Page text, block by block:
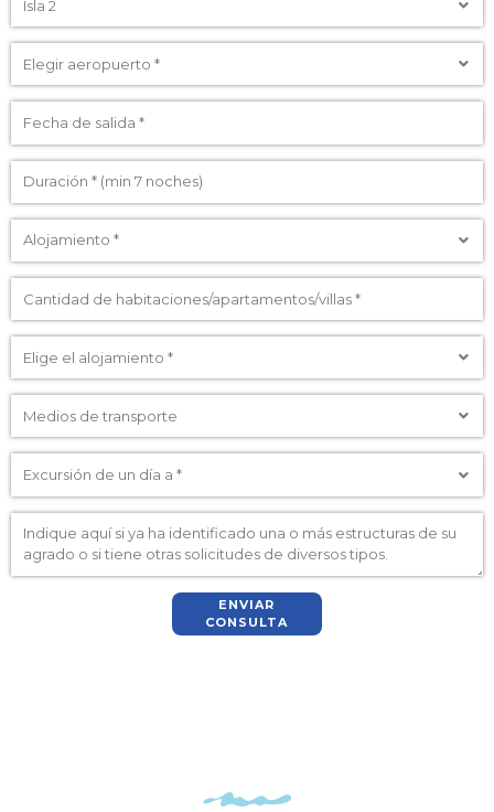
ENVIAR
CONSULTA